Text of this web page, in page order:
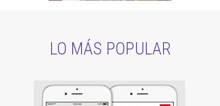
LO MÁS POPULAR